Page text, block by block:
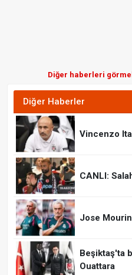
Diğer haberleri
Diğer Haberler
Vincenzo
CANLI:
Jose
Beşiktaş'ta
Ouattara